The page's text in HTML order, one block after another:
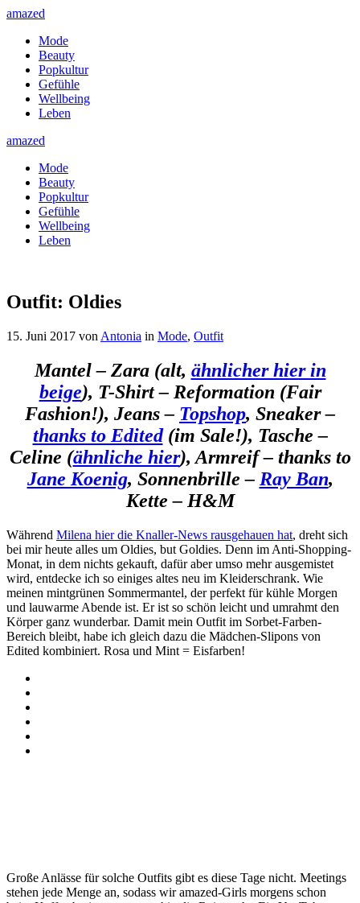
amazed
Mode
Beauty
Popkultur
Gefühle
Wellbeing
Leben
amazed
Mode
Beauty
Popkultur
Gefühle
Wellbeing
Leben
Outfit: Oldies
15. Juni 2017 von Antonia in Mode, Outfit
Mantel – Zara (alt, ähnlicher hier in
beige), T-Shirt – Reformation (Fair
Fashion!), Jeans – Topshop, Sneaker –
thanks to Edited(im Sale!), Tasche –
Celine (ähnliche hier), Armreif – thanks to
Jane Koenig, Sonnenbrille – Ray Ban,
Kette – H&M
Während Milena hier die Knaller-News rausgehauen hat, dreht sich
bei mir heute alles um Oldies, but Goldies. Denn im Anti-Shopping-
Monat, in dem nichts gekauft, dafür aber umso mehr ausgemistet
wird, entdecke ich so einiges altes neu im Kleiderschrank. Wie
meinen mintgrünen Sommermantel, der perfekt für kühle Morgen
und lauwarme Abende ist. Er ist so schön leicht und umrahmt den
Körper ganz wunderbar. Damit mein Outfit im Sorbet-Farben-
Bereich bleibt, habe ich gleich dazu die Mädchen-Slipons von
Edited kombiniert. Rosa und Mint = Eisfarben!
Große Anlässe für solche Outfits gibt es diese Tage nicht. Meetings
stehen jede Menge an, sodass wir amazed-Girls morgens schon